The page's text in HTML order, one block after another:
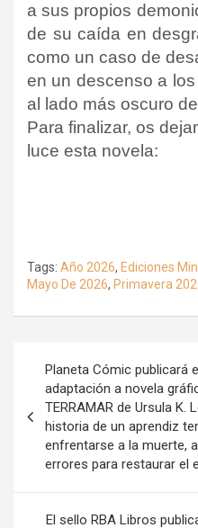
a sus propios
de su caída en
como un caso de
en un descenso a
al lado más oscuro
Para finalizar, os
luce esta novela:
Tags: Año 2026, Ediciones
Mayo De 2026, Primavera
entradas
Planeta Cómic publicará
adaptación a novela
TERRAMAR de Ursula K.
historia de un aprendiz
enfrentarse a la muerte,
errores para restaurar el
El sello RBA Libros